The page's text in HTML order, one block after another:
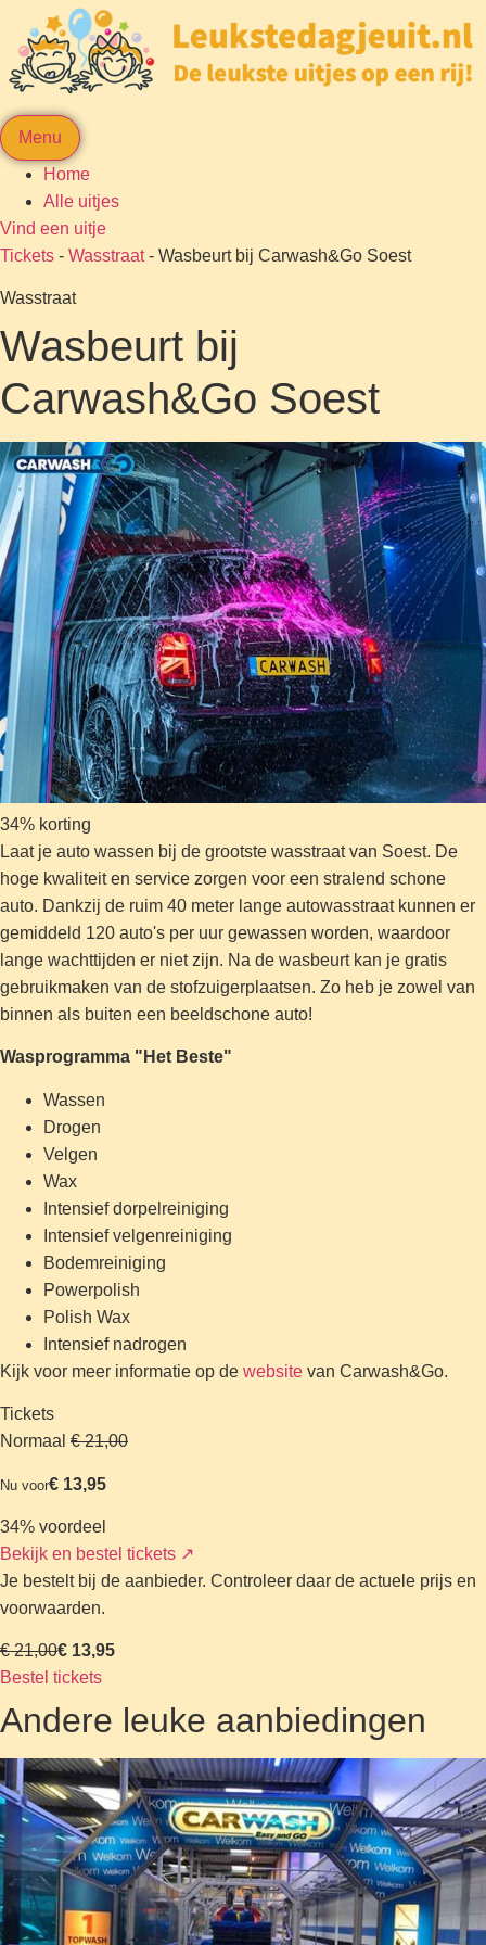
Menu
Home
Alle uitjes
Vind een uitje
Tickets - Wasstraat- Wasbeurt bij Carwash&Go Soest
Wasstraat
Wasbeurt bij
Carwash&Go Soest
34% korting
Laat je auto wassen bij de grootste wasstraat van Soest. De
hoge kwaliteit en service zorgen voor een stralend schone
auto. Dankzij de ruim 40 meter lange autowasstraat kunnen er
gemiddeld 120 auto's per uur gewassen worden, waardoor
lange wachttijden er niet zijn. Na de wasbeurt kan je gratis
gebruikmaken van de stofzuigerplaatsen. Zo heb je zowel van
binnen als buiten een beeldschone auto!
Wasprogramma "Het Beste"
Wassen
Drogen
Velgen
Wax
Intensief dorpelreiniging
Intensief velgenreiniging
Bodemreiniging
Powerpolish
Polish Wax
Intensief nadrogen
Kijk voor meer informatie op de website van Carwash&Go.
Tickets
Normaal € 21,00
Nu voor€ 13,95
34% voordeel
Bekijk en bestel tickets ↗
Je bestelt bij de aanbieder. Controleer daar de actuele prijs en
voorwaarden.
€ 21,00€ 13,95
Bestel tickets
Andere leuke aanbiedingen